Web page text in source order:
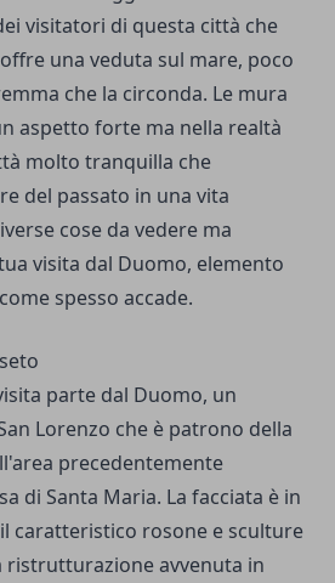
visitatori di questa città che
una veduta sul mare, poco
che la circonda. Le mura
aspetto forte ma nella realtà
molto tranquilla che
del passato in una vita
cose da vedere ma
visita dal Duomo, elemento
spesso accade.
parte dal Duomo, un
Lorenzo che è patrono della
precedentemente
di Santa Maria. La facciata è in
caratteristico rosone e sculture
ristrutturazione avvenuta in